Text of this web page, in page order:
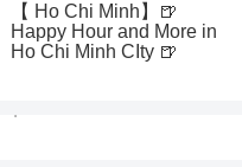
【 Ho Chi Minh】🍺
Happy Hour and More in
Ho Chi Minh CIty 🍺